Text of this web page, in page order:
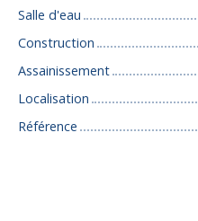
Salle d'eau
Construction
Assainissement
Localisation
Référence